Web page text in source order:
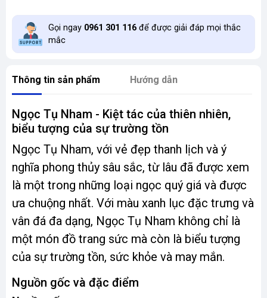
Gọi ngay 0961 301 116 để được giải đáp mọi thắc
mắc
Thông tin sản phẩm Hướng dẫn
Ngọc Tụ Nham - Kiệt tác của thiên nhiên,
biểu tượng của sự trường tồn
Ngọc Tụ Nham, với vẻ đẹp thanh lịch và ý
nghĩa phong thủy sâu sắc, từ lâu đã được xem
là một trong những loại ngọc quý giá và được
ưa chuộng nhất. Với màu xanh lục đặc trưng và
vân đá đa dạng, Ngọc Tụ Nham không chỉ là
một món đồ trang sức mà còn là biểu tượng
của sự trường tồn, sức khỏe và may mắn.
Nguồn gốc và đặc điểm